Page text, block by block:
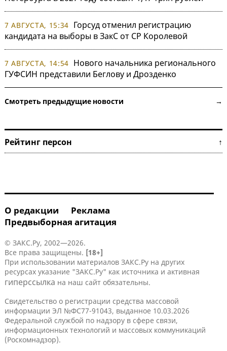
7 АВГУСТА, 15:34 Горсуд отменил регистрацию
кандидата на выборы в ЗакС от СР Королевой
7 АВГУСТА, 14:54 Нового начальника регионального
ГУФСИН представили Беглову и Дрозденко
Смотреть предыдущие новости →
Рейтинг персон ↑
О редакции
Реклама
Предвыборная агитация
© ЗАКС.Ру, 2002—2026.
Все права защищены. [18+]
При использовании материалов ЗАКС.Ру на других
ресурсах указание "ЗАКС.Ру" как источника и активная
гиперссылка на наш сайт обязательны.
Свидетельство о регистрации средства массовой
информации ЭЛ №ФС77-91043, выданное 10.03.2026
Федеральной службой по надзору в сфере связи,
информационных технологий и массовых коммуникаций
(Роскомнадзор).